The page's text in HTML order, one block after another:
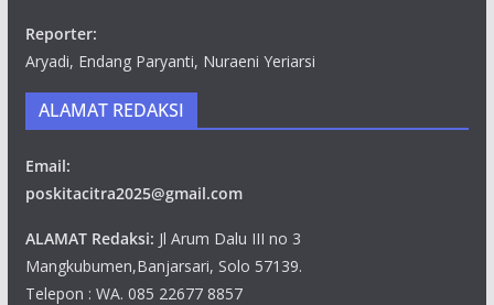
Reporter:
Aryadi, Endang Paryanti, Nuraeni Yeriarsi
ALAMAT REDAKSI
Email:
poskitacitra2025@gmail.com
ALAMAT Redaksi: Jl Arum Dalu III no 3
Mangkubumen,Banjarsari, Solo 57139.
Telepon : WA. 085 22677 8857